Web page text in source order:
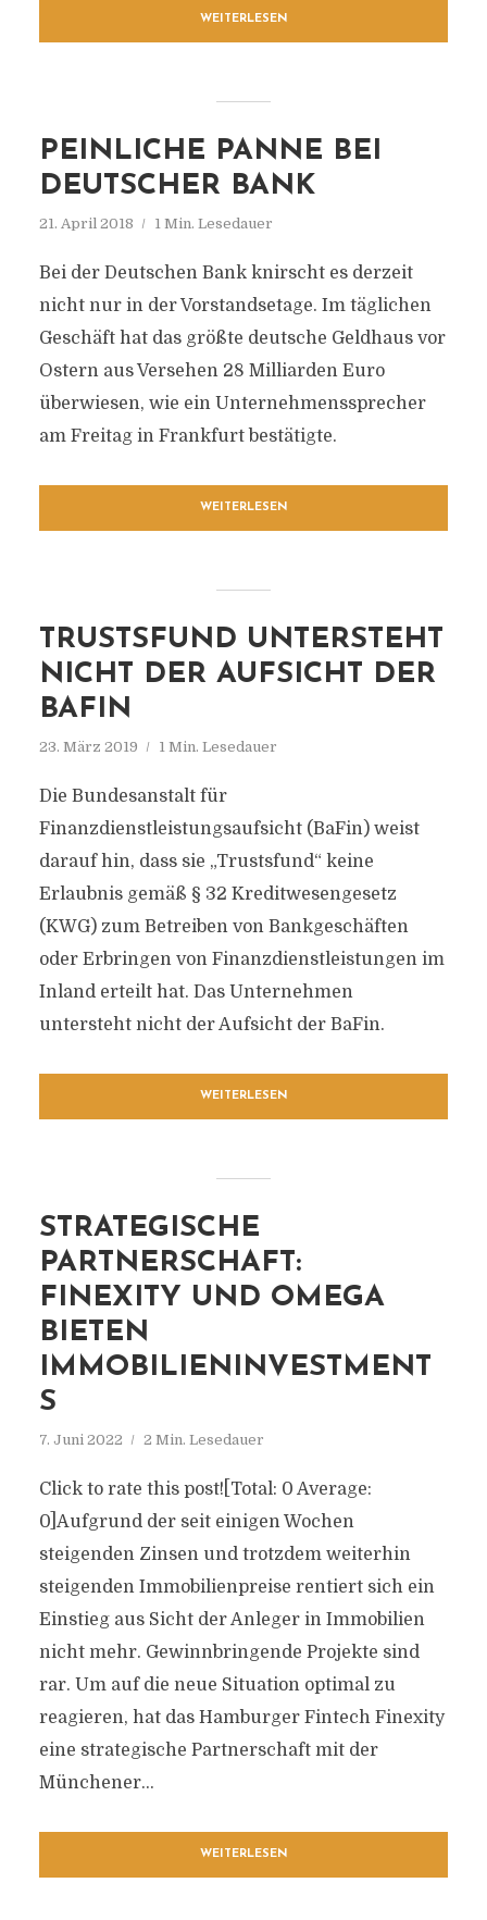
WEITERLESEN
PEINLICHE PANNE BEI
DEUTSCHER BANK
21. April 2018 1 Min. Lesedauer
Bei der Deutschen Bank knirscht es derzeit
nicht nur in der Vorstandsetage. Im täglichen
Geschäft hat das größte deutsche Geldhaus vor
Ostern aus Versehen 28 Milliarden Euro
überwiesen, wie ein Unternehmenssprecher
am Freitag in Frankfurt bestätigte.
WEITERLESEN
TRUSTSFUND UNTERSTEHT
NICHT DER AUFSICHT DER
BAFIN
23. März 2019 1 Min. Lesedauer
Die Bundesanstalt für
Finanzdienstleistungsaufsicht (BaFin) weist
darauf hin, dass sie „Trustsfund“ keine
Erlaubnis gemäß § 32 Kreditwesengesetz
(KWG) zum Betreiben von Bankgeschäften
oder Erbringen von Finanzdienstleistungen im
Inland erteilt hat. Das Unternehmen
untersteht nicht der Aufsicht der BaFin.
WEITERLESEN
STRATEGISCHE
PARTNERSCHAFT:
FINEXITY UND OMEGA
BIETEN
IMMOBILIENINVESTMENT
S
7. Juni 2022 2 Min. Lesedauer
Click to rate this post![Total: 0 Average:
0]Aufgrund der seit einigen Wochen
steigenden Zinsen und trotzdem weiterhin
steigenden Immobilienpreise rentiert sich ein
Einstieg aus Sicht der Anleger in Immobilien
nicht mehr. Gewinnbringende Projekte sind
rar. Um auf die neue Situation optimal zu
reagieren, hat das Hamburger Fintech Finexity
eine strategische Partnerschaft mit der
Münchener...
WEITERLESEN